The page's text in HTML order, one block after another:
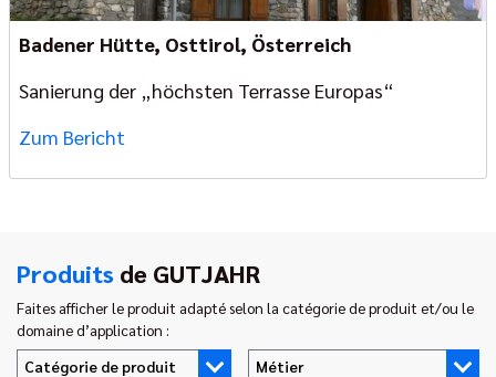
Badener Hütte, Osttirol, Österreich
Sanierung der „höchsten Terrasse Europas“
Zum Bericht
Produits de GUTJAHR
Faites afficher le produit adapté selon la catégorie de produit et/ou le
domaine d’application :
Catégorie de produit
Métier